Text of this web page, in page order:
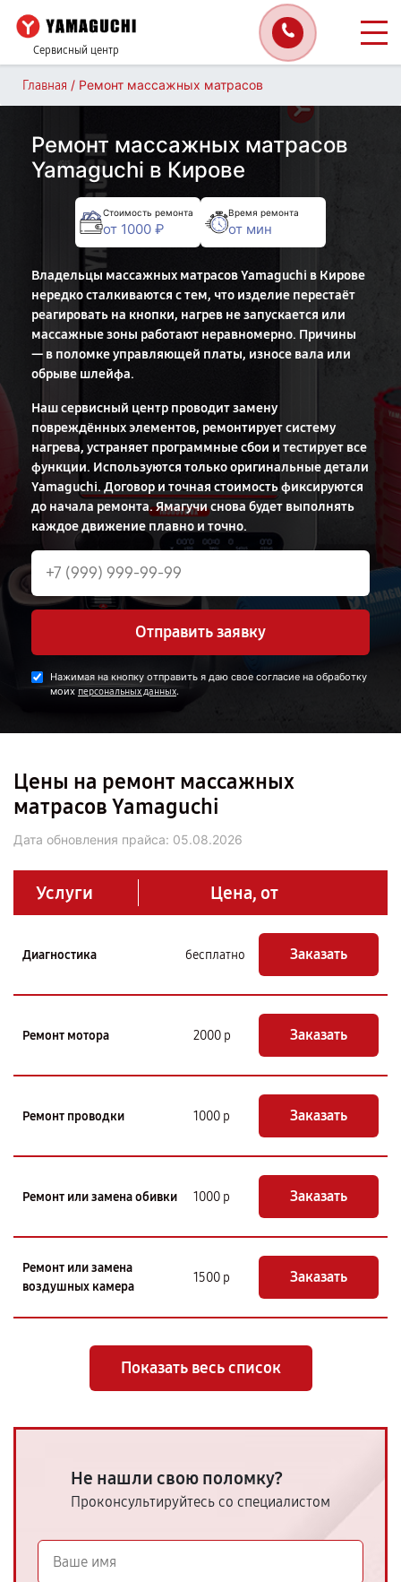
Сервисный центр
Главная / Ремонт массажных матрасов
Ремонт массажных матрасов
Yamaguchi в Кирове
Стоимость ремонта
от 1000 ₽
Время ремонта
от мин
Владельцы массажных матрасов Yamaguchi в Кирове
нередко сталкиваются с тем, что изделие перестаёт
реагировать на кнопки, нагрев не запускается или
массажные зоны работают неравномерно. Причины
— в поломке управляющей платы, износе вала или
обрыве шлейфа.
Наш сервисный центр проводит замену
повреждённых элементов, ремонтирует систему
нагрева, устраняет программные сбои и тестирует все
функции. Используются только оригинальные детали
Yamaguchi. Договор и точная стоимость фиксируются
до начала ремонта. Ямагучи снова будет выполнять
каждое движение плавно и точно.
Отправить заявку
Нажимая на кнопку отправить я даю свое согласие на обработку
моих персональных данных.
Цены на ремонт массажных
матрасов Yamaguchi
Дата обновления прайса: 05.08.2026
Услуги Цена, от
Диагностика бесплатно Заказать
Ремонт мотора 2000 р Заказать
Ремонт проводки 1000 р Заказать
Ремонт или замена обивки 1000 р Заказать
Ремонт или замена
воздушных камера
1500 р Заказать
Показать весь список
Не нашли свою поломку?
Проконсультируйтесь со специалистом